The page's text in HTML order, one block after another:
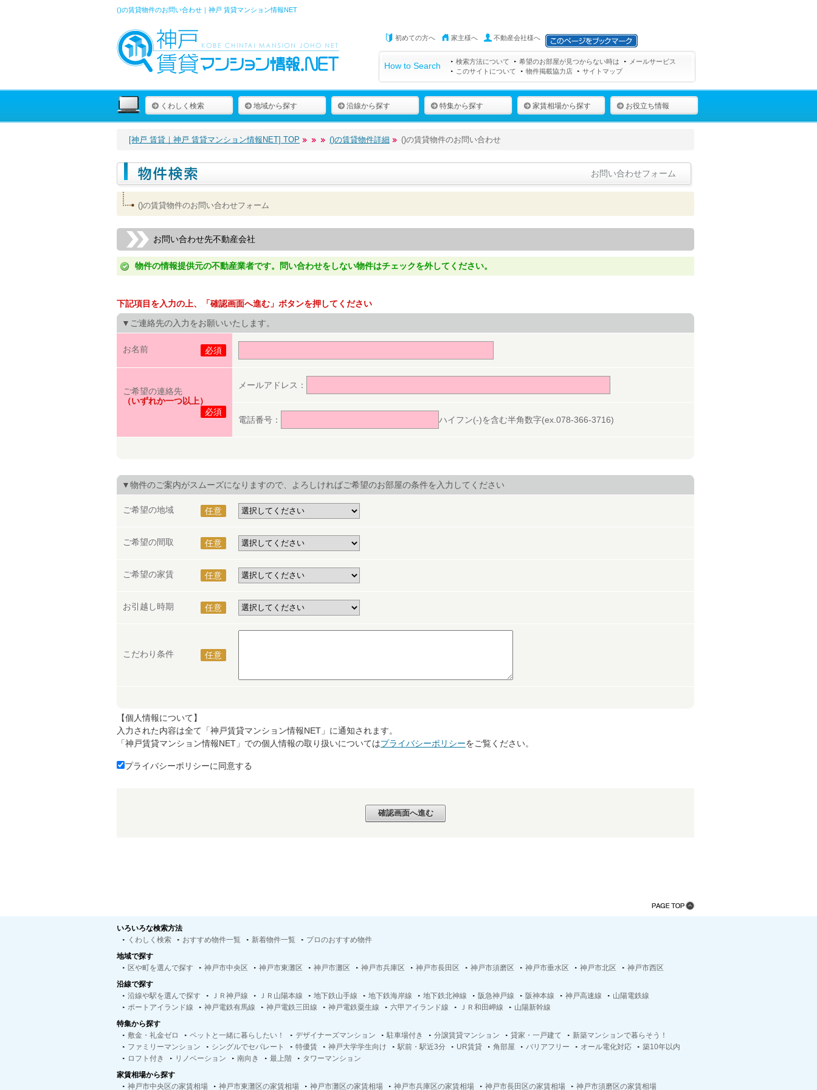
()の賃貸物件のお問い合わせ｜神戸 賃貸マンション情報NET
初めての方へ 家主様へ 不動産会社様へ
How to Search 検索方法について 希望のお部屋が見つからない時は
メールサービス
このサイトについて
物件掲載協力店 サイトマップ
くわしく検索 地域から探す 沿線から探す 特集から探す 家賃相場から探す お役立ち情報
[神戸 賃貸｜神戸 賃貸マンション情報NET] TOP ()の賃貸物件詳細 ()の賃貸物件のお問い合わせ
お問い合わせフォーム
()の賃貸物件のお問い合わせフォーム
お問い合わせ先不動産会社
物件の情報提供元の不動産業者です。問い合わせをしない物件はチェックを外してください。
下記項目を入力の上、「確認画面へ進む」ボタンを押してください
▼ご連絡先の入力をお願いいたします。
お名前 必須
ご希望の連絡先
（いずれか一つ以上）
必須
メールアドレス：
電話番号： ハイフン(-)を含む半角数字(ex.078-366-3716)
▼物件のご案内がスムーズになりますので、よろしければご希望のお部屋の条件を入力してください
ご希望の地域 任意
ご希望の間取 任意
ご希望の家賃 任意
お引越し時期 任意
こだわり条件 任意
【個人情報について】
入力された内容は全て「神戸賃貸マンション情報NET」に通知されます。
「神戸賃貸マンション情報NET」での個人情報の取り扱いについてはプライバシーポリシーをご覧ください。
プライバシーポリシーに同意する
いろいろな検索方法
くわしく検索
おすすめ物件一覧 新着物件一覧
プロのおすすめ物件
地域で探す
区や町を選んで探す
神戸市中央区 神戸市東灘区 神戸市灘区 神戸市兵庫区 神戸市長田区 神戸市須磨区 神戸市垂水区 神戸市北区
神戸市西区
沿線で探す
沿線や駅を選んで探す
ＪＲ神戸線 ＪＲ山陽本線 地下鉄山手線 地下鉄海岸線 地下鉄北神線 阪急神戸線 阪神本線 神戸高速線
山陽電鉄線
ポートアイランド線
神戸電鉄有馬線 神戸電鉄三田線 神戸電鉄粟生線 六甲アイランド線 ＪＲ和田岬線
山陽新幹線
特集から探す
敷金・礼金ゼロ
ペットと一緒に暮らしたい！ デザイナーズマンション 駐車場付き 分譲賃貸マンション 貸家・一戸建て
新築マンションで暮らそう！
ファミリーマンション
シングルでセパレート 特優賃 神戸大学学生向け 駅前・駅近3分 UR賃貸 角部屋 バリアフリー オール電化対応
築10年以内
ロフト付き
リノベーション 南向き 最上階
タワーマンション
家賃相場から探す
神戸市中央区の家賃相場
神戸市東灘区の家賃相場 神戸市灘区の家賃相場 神戸市兵庫区の家賃相場 神戸市長田区の家賃相場 神戸市須磨区の家賃相場